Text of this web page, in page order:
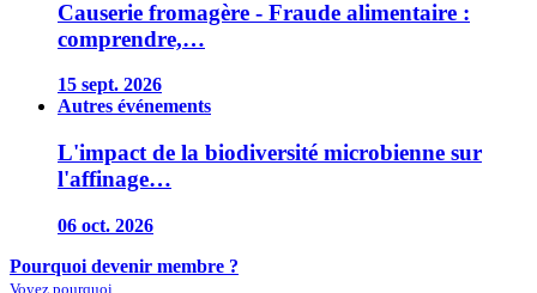
Causerie fromagère - Fraude alimentaire :
comprendre,…
15 sept. 2026
Autres événements
L'impact de la biodiversité microbienne sur
l'affinage…
06 oct. 2026
Pourquoi devenir membre ?
Voyez pourquoi